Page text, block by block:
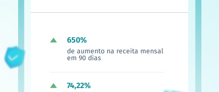
650%
de aumento na receita mensal
em 90 dias
74,22%